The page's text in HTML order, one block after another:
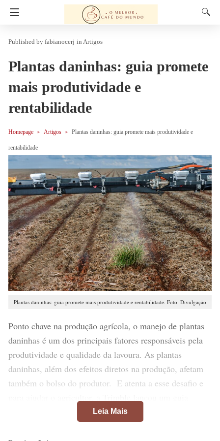
fabianocerj in Artigos
Plantas daninhas: guia promete
mais produtividade e
rentabilidade
Homepage Artigos Plantas daninhas: guia promete mais produtividade e
rentabilidade
Plantas daninhas: guia promete mais produtividade e rentabilidade. Foto: Divulgação
Ponto chave na produção agrícola, o manejo de plantas
daninhas é um dos principais fatores responsáveis pela
produtividade e qualidade da lavoura. As plantas
daninhas, além dos efeitos diretos na produção, afetam
também o bolso do produtor. E atenta a esse desafio e
definitivo intitulado: “Tudo que você precisa saber sobre
o combate a plantas daninhas”.
Leia Mais